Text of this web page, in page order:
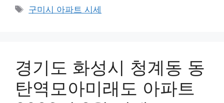
Tags
구미시 아파트 시세
경기도 화성시 청계동 동
탄역모아미래도 아파트